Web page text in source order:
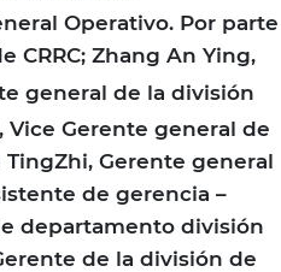
Operativo. Por parte
CRRC; Zhang An Ying,
general de la división
Gerente general de
Gerente general
de gerencia –
departamento división
de la división de